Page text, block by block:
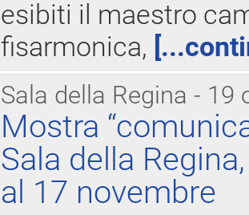
esibiti il maestro
fisarmonica,
Sala della Regina - 19
Mostra
Sala della
al 17 novembre